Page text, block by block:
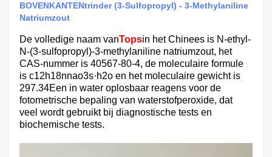
BOVENKANTENtrinder (3-Sulfopropyl) - 3-Methylaniline
Natriumzout
De volledige naam vanTopsin het Chinees is N-ethyl-
N-(3-sulfopropyl)-3-methylaniline natriumzout, het
CAS-nummer is 40567-80-4, de moleculaire formule
is c12h18nnao3s·h2o en het moleculaire gewicht is
297.34Een in water oplosbaar reagens voor de
fotometrische bepaling van waterstofperoxide, dat
veel wordt gebruikt bij diagnostische tests en
biochemische tests.